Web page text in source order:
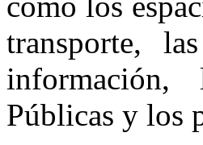
transporte,
información,
Públicas y los